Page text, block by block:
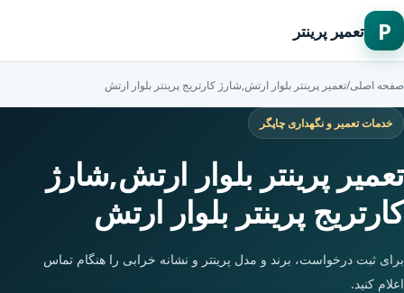
P تعمیر پرینتر
صفحه اصلی/تعمیر پرینتر بلوار ارتش,شارژ کارتریج پرینتر بلوار ارتش
خدمات تعمیر و نگهداری چاپگر
تعمیر پرینتر بلوار ارتش,شارژ
کارتریج پرینتر بلوار ارتش
برای ثبت درخواست، برند و مدل پرینتر و نشانه خرابی را هنگام تماس
اعلام کنید.